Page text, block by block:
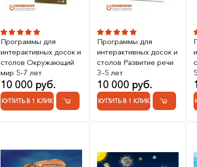
Программы для
интерактивных досок и
столов Окружающий
мир 5–7 лет
10 000 руб.
КУПИТЬ В 1 КЛИК
Программы для
интерактивных досок и
столов Развитие речи
3–5 лет
10 000 руб.
КУПИТЬ В 1 КЛИК